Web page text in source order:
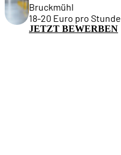
Bruckmühl
18-20 Euro pro Stunde
JETZT BEWERBEN